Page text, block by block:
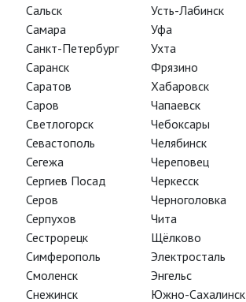
TheatreHD Опера
TheatreHD Балет в кино
АРТ-ЛЕКТОРИЙ В КИНО
Сальск
Самара
Санкт-Петербург
Саранск
Саратов
Саров
Светлогорск
Севастополь
Сегежа
Сергиев Посад
Серов
Серпухов
Сестрорецк
Симферополь
Смоленск
Снежинск
Усть-Лабинск
Уфа
Ухта
Фрязино
Хабаровск
Чапаевск
Чебоксары
Челябинск
Череповец
Черкесск
Черноголовка
Чита
Щёлково
Электросталь
Энгельс
Южно-Сахалинск